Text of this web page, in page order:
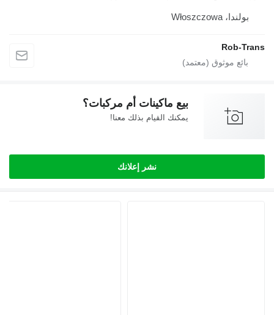
بولندا، Włoszczowa
Rob-
بيع ماكينات أم مركبات؟
يمكنك القيام بذلك معنا!
نشر إعلانك